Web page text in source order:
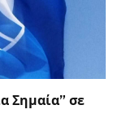
Σημαία” σε